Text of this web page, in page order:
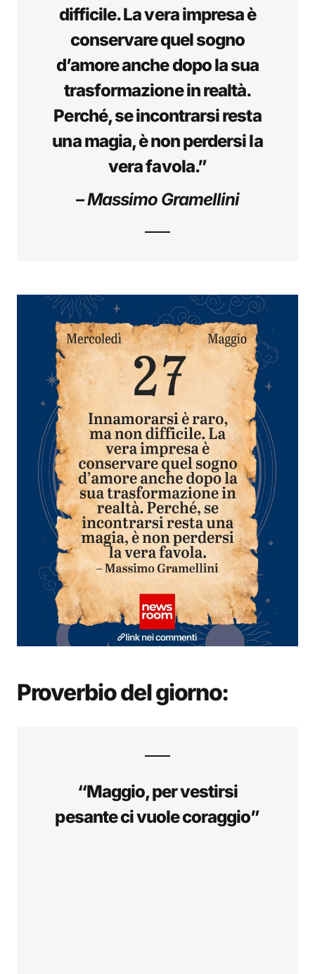
difficile. La vera impresa è
conservare quel sogno
d’amore anche dopo la sua
trasformazione in realtà.
Perché, se incontrarsi resta
una magia, è non perdersi la
vera favola.”
– Massimo Gramellini
Proverbio del giorno:
“Maggio, per vestirsi
pesante ci vuole coraggio”